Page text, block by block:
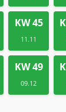
KW 45
11.11
KW 49
09.12